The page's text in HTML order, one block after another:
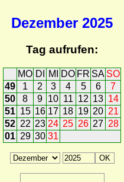
Dezember 2025
Tag aufrufen:
MO DI MI DO FR SA SO
49
1 2 3 4 5 6
7
50
8 9 10 11 12 13 14
51 15 16 17 18 19 20 21
52 22 23 24 25 26 27 28
01 29 30 31